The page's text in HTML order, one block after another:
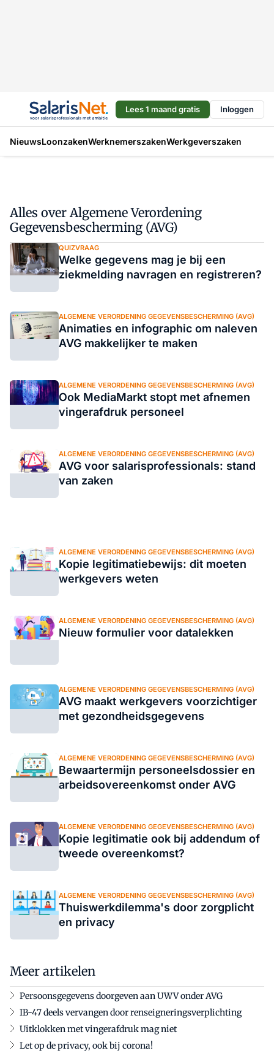
Lees 1 maand gratis Inloggen
NieuwsLoonzakenWerknemerszakenWerkgeverszaken
Alles over Algemene Verordening
Gegevensbescherming (AVG)
QUIZVRAAG
Welke gegevens mag je bij een
ziekmelding navragen en registreren?
ALGEMENE VERORDENING GEGEVENSBESCHERMING (AVG)
Animaties en infographic om naleven
AVG makkelijker te maken
ALGEMENE VERORDENING GEGEVENSBESCHERMING (AVG)
Ook MediaMarkt stopt met afnemen
vingerafdruk personeel
ALGEMENE VERORDENING GEGEVENSBESCHERMING (AVG)
AVG voor salarisprofessionals: stand
van zaken
ALGEMENE VERORDENING GEGEVENSBESCHERMING (AVG)
Kopie legitimatiebewijs: dit moeten
werkgevers weten
ALGEMENE VERORDENING GEGEVENSBESCHERMING (AVG)
Nieuw formulier voor datalekken
ALGEMENE VERORDENING GEGEVENSBESCHERMING (AVG)
AVG maakt werkgevers voorzichtiger
met gezondheidsgegevens
ALGEMENE VERORDENING GEGEVENSBESCHERMING (AVG)
Bewaartermijn personeelsdossier en
arbeidsovereenkomst onder AVG
ALGEMENE VERORDENING GEGEVENSBESCHERMING (AVG)
Kopie legitimatie ook bij addendum of
tweede overeenkomst?
ALGEMENE VERORDENING GEGEVENSBESCHERMING (AVG)
Thuiswerkdilemma's door zorgplicht
en privacy
Meer artikelen
Persoonsgegevens doorgeven aan UWV onder AVG
IB-47 deels vervangen door renseigneringsverplichting
Uitklokken met vingerafdruk mag niet
Let op de privacy, ook bij corona!